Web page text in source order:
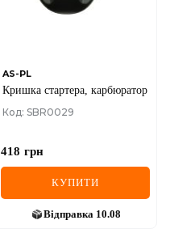
AS-PL
Кришка стартера, карбюратор
Код: SBR0029
418 грн
КУПИТИ
Відправка 10.08